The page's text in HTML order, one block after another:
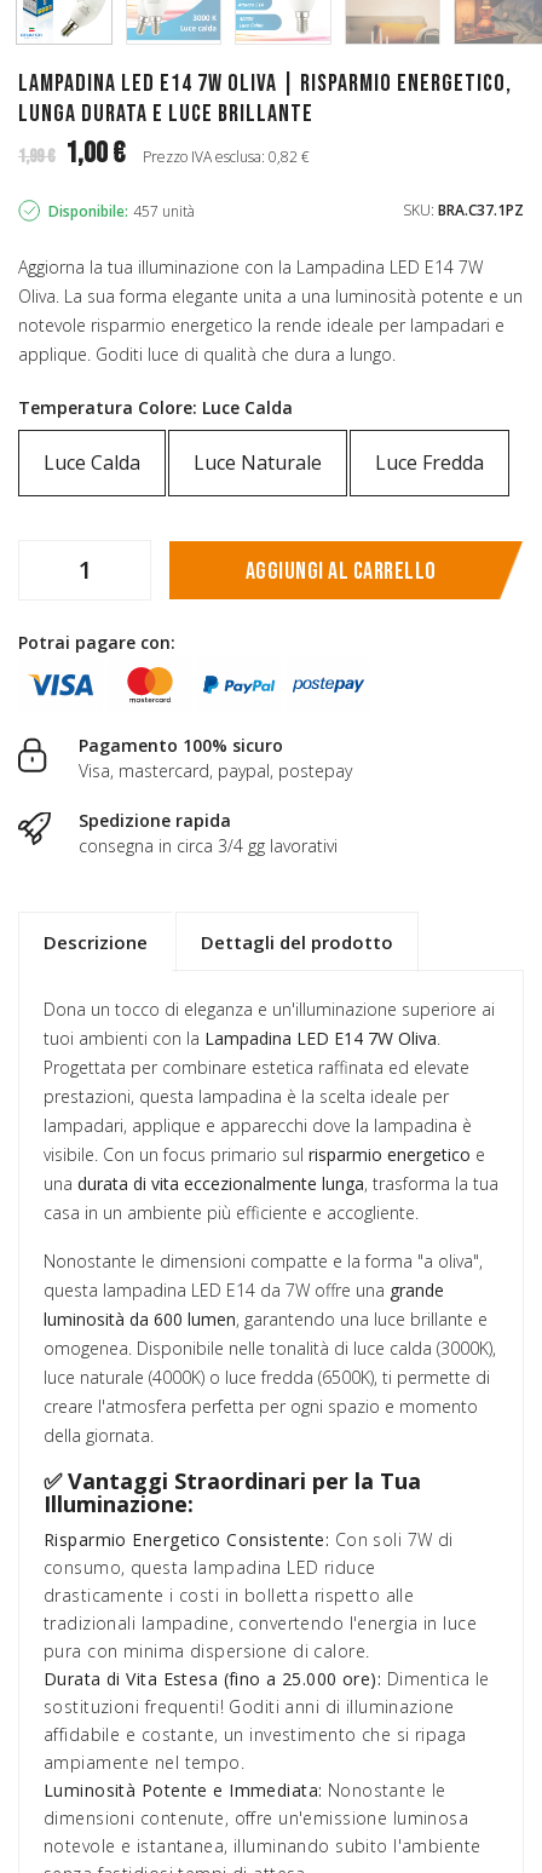
Lampadina LED E14 7W Oliva | Risparmio Energetico,
Lunga Durata e Luce Brillante
1,99 € 1,00 € Prezzo IVA esclusa: 0,82 €
Disponibile: 457 unità SKU: BRA.C37.1PZ
Aggiorna la tua illuminazione con la Lampadina LED E14 7W
Oliva. La sua forma elegante unita a una luminosità potente e un
notevole risparmio energetico la rende ideale per lampadari e
applique. Goditi luce di qualità che dura a lungo.
Temperatura Colore: Luce Calda
Luce Calda Luce Naturale Luce Fredda
Aggiungi al carrello
Potrai pagare con:
Pagamento 100% sicuro
Visa, mastercard, paypal, postepay
Spedizione rapida
consegna in circa 3/4 gg lavorativi
Descrizione Dettagli del prodotto
Dona un tocco di eleganza e un'illuminazione superiore ai
tuoi ambienti con la Lampadina LED E14 7W Oliva
Progettata per combinare estetica raffinata ed elevate
prestazioni, questa lampadina è la scelta ideale per
lampadari, applique e apparecchi dove la lampadina è
visibile. Con un focus primario sul risparmio energetico e
una durata di vita eccezionalmente lunga, trasforma la tua
casa in un ambiente più efficiente e accogliente.
Nonostante le dimensioni compatte e la forma "a oliva",
questa lampadina LED E14 da 7W offre una grande
luminosità da 600 lumen, garantendo una luce brillante e
omogenea. Disponibile nelle tonalità di luce calda (3000K),
luce naturale (4000K) o luce fredda (6500K), ti permette di
creare l'atmosfera perfetta per ogni spazio e momento
della giornata.
✅ Vantaggi Straordinari per la Tua
Illuminazione:
Risparmio Energetico Consistente: Con soli 7W di
consumo, questa lampadina LED riduce
drasticamente i costi in bolletta rispetto alle
tradizionali lampadine, convertendo l'energia in luce
pura con minima dispersione di calore.
Durata di Vita Estesa (fino a 25.000 ore): Dimentica le
sostituzioni frequenti! Goditi anni di illuminazione
affidabile e costante, un investimento che si ripaga
ampiamente nel tempo.
Luminosità Potente e Immediata: Nonostante le
dimensioni contenute, offre un'emissione luminosa
notevole e istantanea, illuminando subito l'ambiente